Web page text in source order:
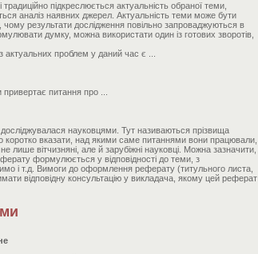
підкреслюється актуальність обраної теми,
аналіз наявних джерел. Актуальність теми може бути
чому результати дослідження повільно запроваджуються в
думку, можна використати один із готових зворотів,
актуальних проблем у даний час є ...
питання про ...
науковцями. Тут називаються прізвища
вказати, над якими саме питаннями вони працювали,
лише вітчизняні, але й зарубіжні науковці. Можна зазначити,
формулюється у відповідності до теми, з
і т.д. Вимоги до оформлення реферату (титульного листа,
відповідну консультацію у викладача, якому цей реферат